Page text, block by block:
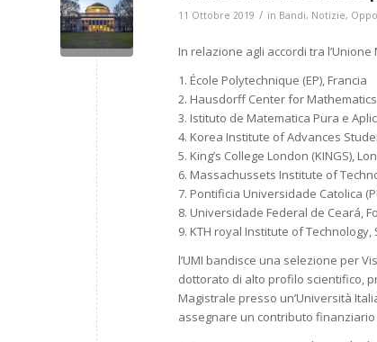
11 Ottobre 2019 / in Bandi, Notizie,
In relazione agli accordi tra
1. École Polytechnique (EP), Francia
2. Hausdorff Center for
3. Istituto de Matematica Pura e
4. Korea Institute of Advances
5. King’s College London (KINGS),
6. Massachussets Institute of
7. Pontificia Universidade Catolica
8. Universidade Federal de Ceará,
9. KTH royal Institute of Technology,
l’UMI bandisce una selezione per
dottorato di alto profilo scientifico,
Magistrale presso un’Università
assegnare un contributo